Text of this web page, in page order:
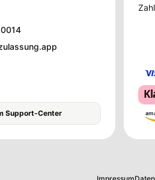
Support-Center